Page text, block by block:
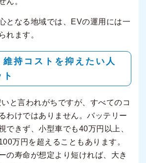
となる地域では、EVの運用には一
れます。
持コストを抑えたい人
と言われがちですが、すべてのコ
わけではありません。バッテリー
できず、小型車でも40万円以上、
万円を超えることもあります。
の寿命が想定より短ければ、大き